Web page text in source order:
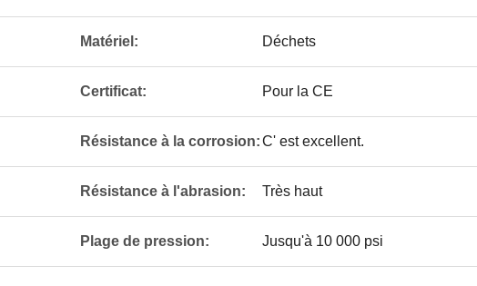
Matériel: Déchets
Certificat: Pour la CE
Résistance à la corrosion:C' est excellent.
Résistance à l'abrasion: Très haut
Plage de pression: Jusqu'à 10 000 psi